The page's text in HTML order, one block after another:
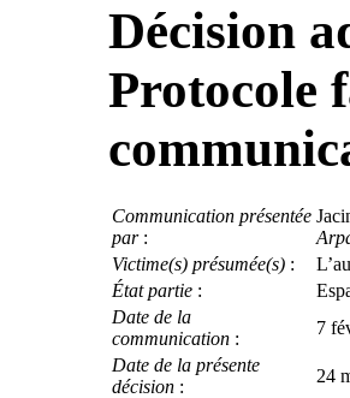
Décision
Protocole
Communication présentée
par:
Victime(s) présumée(s) :
État partie :
Date de la
communication :
7
Date de la présente
décision :
24